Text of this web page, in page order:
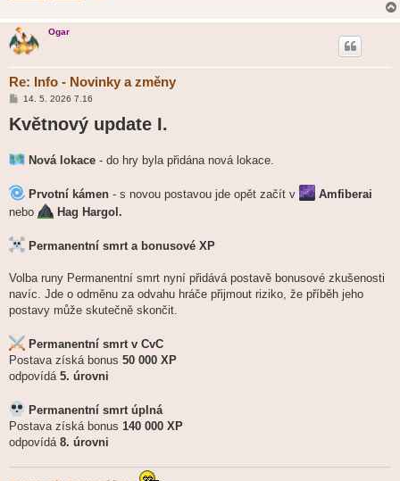
Ogar
Re: Info - Novinky a změny
P
í
s
ě
v
k
14. 5. 2026 7.16
Květnový update I.
Nová lokace - do hry byla přidána nová lokace.
Prvotní kámen - s novou postavou jde opět začít v
Amfiberai
nebo
Hag Hargol.
Permanentní smrt a bonusové XP
Volba runy Permanentní smrt nyní přidává postavě bonusové zkušenosti
navíc. Jde o odměnu za odvahu hráče přijmout riziko, že příběh jeho
postavy může skutečně skončit.
Permanentní smrt v CvC
Postava získá bonus 50 000 XP
odpovídá 5. úrovni
Permanentní smrt úplná
Postava získá bonus 140 000 XP
odpovídá 8. úrovni